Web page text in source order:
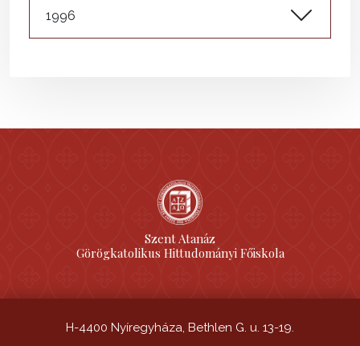
1996
Szent Atanáz
Görögkatolikus Hittudományi Főiskola
H-4400 Nyíregyháza, Bethlen G. u. 13-19.